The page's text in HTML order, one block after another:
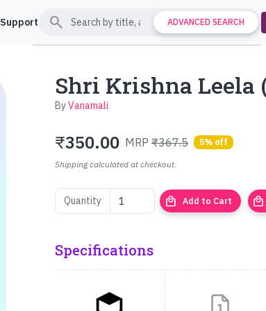
Support search ADVANCED SEARCH
Shri Krishna Leela
ByVanamali
₹350.00 MRP ₹367.5 5% off
Shipping calculated at checkout.
Quantity local_mall Add to Cart local_mall
Specifications